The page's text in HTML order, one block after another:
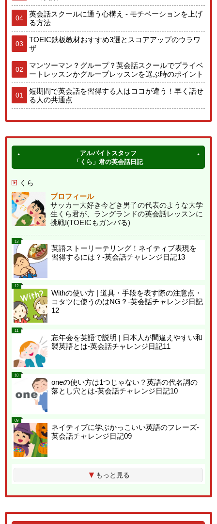
04
英会話スクールに通う心構え - モチベーションを上げ
る方法
03
TOEIC鉄板教材おすすめ3選とスコアアップのウラワ
ザ
02
マンツーマン？グループ？英会話スクールでプライベ
ートレッスンかグループレッスンを選ぶ時のポイント
01
短期間で英会話を習得する人はココが違う！早く話せ
る人の共通点
アルバイトスタッフ
「くら」君の英会話日記
くら
プロフィール
サッカー大好き今どき男子の代表のような大学
生くら君が、ラングランドの英会話レッスンに
挑戦!(TOEICもガンバる)
13
英語ストーリーテリング！ネイティブ表現を
習得するには？-英会話チャレンジ日記13
12
Withの使い方 | 道具・手段を表す際の注意点・
コタツに使うのはNG？-英会話チャレンジ日記
12
11
忘年会を英語で説明 | 日本人が間違えやすい和
製英語とは-英会話チャレンジ日記11
10
oneの使い方は1つじゃない？英語の代名詞の
落とし穴とは-英会話チャレンジ日記10
09
ネイティブに学ぶかっこいい英語のフレーズ-
英会話チャレンジ日記09
▼ もっと見る